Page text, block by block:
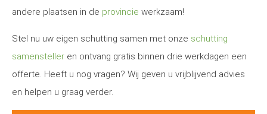
andere plaatsen in de provincie werkzaam!
Stel nu uw eigen schutting samen met onze schutting
samensteller en ontvang gratis binnen drie werkdagen een
offerte. Heeft u nog vragen? Wij geven u vrijblijvend advies
en helpen u graag verder.